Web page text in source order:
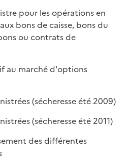
pour les opérations en
bons de caisse, bons du
ou contrats de
au marché d'options
(sécheresse été 2009)
(sécheresse été 2011)
des différentes